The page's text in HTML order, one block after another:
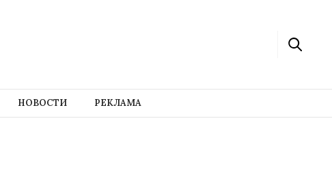
НОВОСТИ РЕКЛАМА